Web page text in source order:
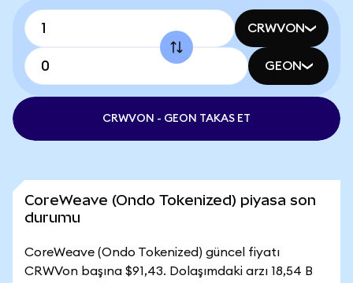
CRWVON
GEON
CRWVON - GEON TAKAS ET
CoreWeave (Ondo Tokenized) piyasa son
durumu
CoreWeave (Ondo Tokenized) güncel fiyatı
CRWVon başına $91,43. Dolaşımdaki arzı 18,54 B